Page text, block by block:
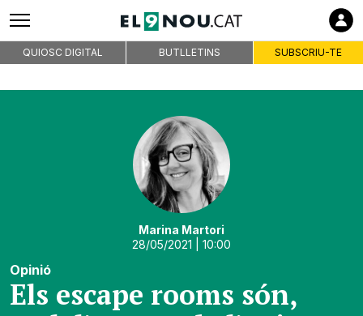
QUIOSC DIGITAL BUTLLETINS SUBSCRIU-TE
Marina Martori
28/05/2021 | 10:00
Opinió
Els escape rooms són,